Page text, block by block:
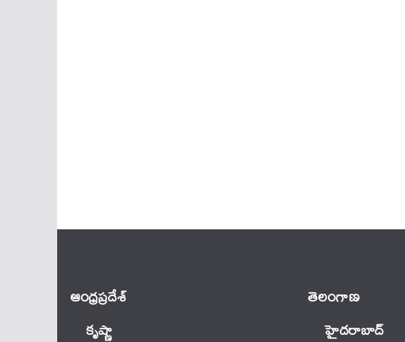
ఆంధ్ర‌ప్ర‌దేశ్
కృష్ణా
తెలంగాణ‌
హైదరాబాద్